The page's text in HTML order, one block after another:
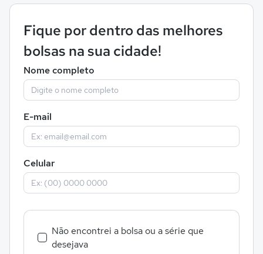
Fique por dentro das melhores
bolsas na sua cidade!
Nome completo
E-mail
Celular
Não encontrei a bolsa ou a série que
desejava